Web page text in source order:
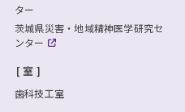
ター
茨城県災害・地域精神医学研究セ
ンター
室
歯科技工室